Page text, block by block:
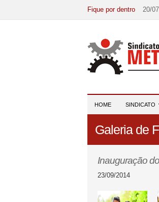
Fique por dentro 20/
07/
03/
HOME SINDICATO
Galeria de
Inauguração
23/09/2014